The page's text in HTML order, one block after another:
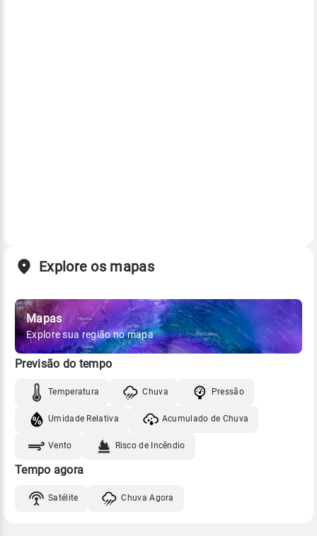
Explore os mapas
Mapas
Explore sua região no mapa
Previsão do tempo
Temperatura Chuva Pressão
Umidade Relativa Acumulado de Chuva
Vento Risco de Incêndio
Tempo agora
Satélite Chuva Agora